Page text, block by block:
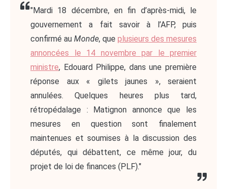
"Mardi 18 décembre, en fin d’après-midi, le
gouvernement a fait savoir à l’AFP, puis
confirmé au Monde, que plusieurs des mesures
annoncées le 14 novembre par le premier
ministre, Edouard Philippe, dans une première
réponse aux « gilets jaunes », seraient
annulées. Quelques heures plus tard,
rétropédalage : Matignon annonce que les
mesures en question sont finalement
maintenues et soumises à la discussion des
députés, qui débattent, ce même jour, du
projet de loi de finances (PLF)."